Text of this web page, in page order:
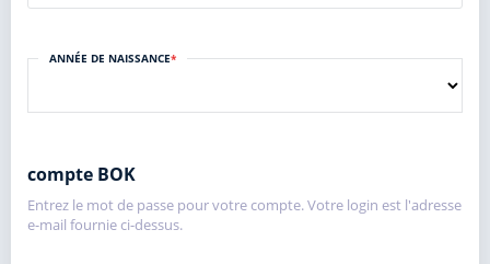
ANNÉE DE NAISSANCE*
compte BOK
Entrez le mot de passe pour votre compte. Votre login est l'adresse
e-mail fournie ci-dessus.